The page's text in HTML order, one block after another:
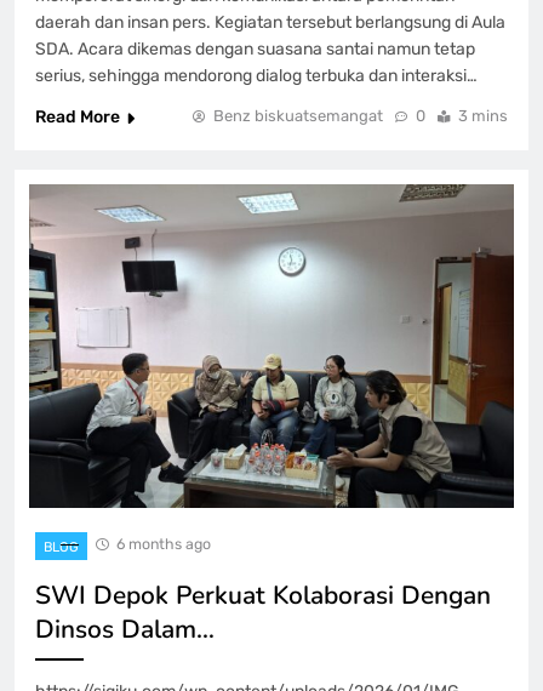
daerah dan insan pers. Kegiatan tersebut berlangsung di Aula
SDA. Acara dikemas dengan suasana santai namun tetap
serius, sehingga mendorong dialog terbuka dan interaksi…
Read More
Benz biskuatsemangat 0 3 mins
BLOG 6 months ago
SWI Depok Perkuat Kolaborasi Dengan
Dinsos Dalam…